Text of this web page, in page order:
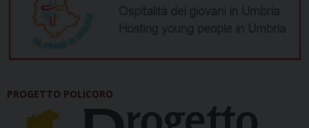
PROGETTO POLICORO